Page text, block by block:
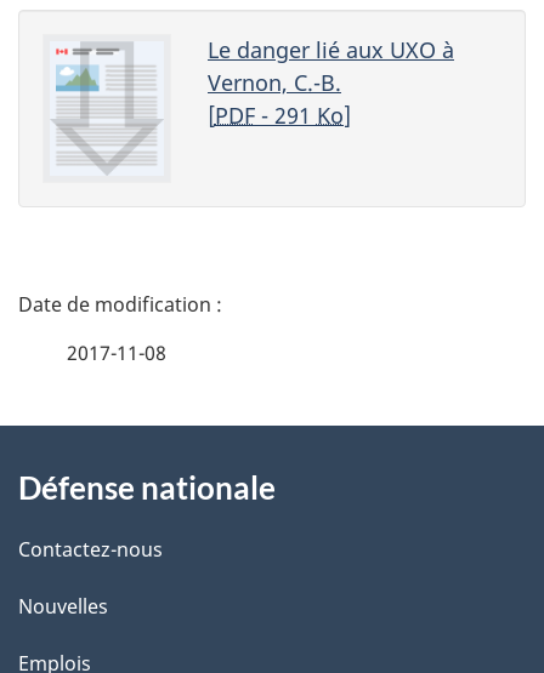
Le danger lié aux UXO à
Vernon, C.-B.
[PDF- 291 Ko]
D
i
l
s
d
2017-11-08
propos
de
ce
site
Défense nationale
Contactez-nous
Nouvelles
Emplois